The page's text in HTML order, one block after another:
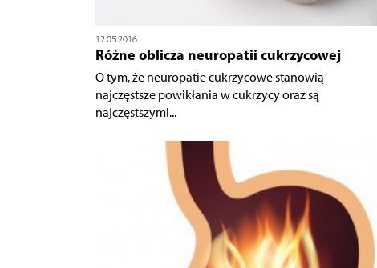
12.05.2016
Różne oblicza neuropatii cukrzycowej
O tym, że neuropatie cukrzycowe stanowią
najczęstsze powikłania w cukrzycy oraz są
najczęstszymi...